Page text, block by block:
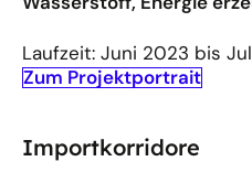
Laufzeit: Juni 2023 bis
Zum Projektportrait
Importkorridore